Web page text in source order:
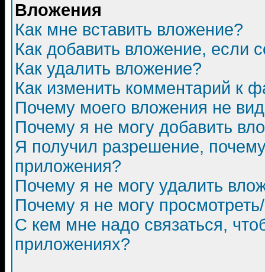
Вложения
Как мне вставить вложение?
Как добавить вложение, если
Как удалить вложение?
Как изменить комментарий к
Почему моего вложения не
Почему я не могу добавить
Я получил разрешение,
приложения?
Почему я не могу удалить
Почему я не могу
С кем мне надо связаться,
приложениях?